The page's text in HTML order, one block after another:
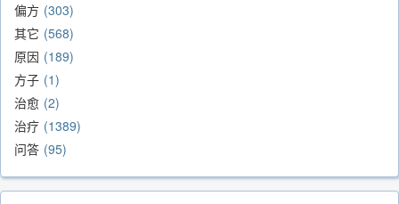
偏方 303
其它 568
原因 189
方子 1
治愈 2
治疗 1389
问答 95